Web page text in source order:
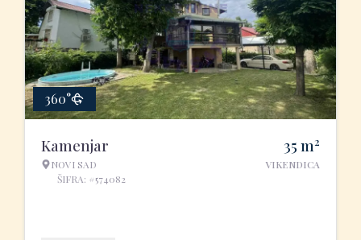
360°
Kamenjar
NOVI SAD
ŠIFRA: #574082
35 m2
VIKENDICA